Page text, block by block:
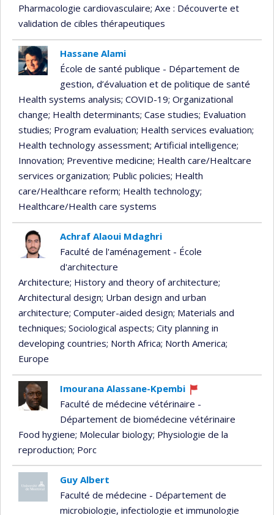
Pharmacologie cardiovasculaire; Axe : Découverte et
validation de cibles thérapeutiques
Hassane Alami
École de santé publique - Département de
gestion, d’évaluation et de politique de santé
Health systems analysis; COVID-19; Organizational
change; Health determinants; Case studies; Evaluation
studies; Program evaluation; Health services evaluation;
Health technology assessment; Artificial intelligence;
Innovation; Preventive medicine; Health care/Healtcare
services organization; Public policies; Health
care/Healthcare reform; Health technology;
Healthcare/Health care systems
Achraf Alaoui Mdaghri
Faculté de l'aménagement - École
d'architecture
Architecture; History and theory of architecture;
Architectural design; Urban design and urban
architecture; Computer-aided design; Materials and
techniques; Sociological aspects; City planning in
developing countries; North Africa; North America;
Europe
Imourana Alassane-Kpembi
Currently
recruiting
Faculté de médecine vétérinaire -
Département de biomédecine vétérinaire
Food hygiene; Molecular biology; Physiologie de la
reproduction; Porc
Guy Albert
Faculté de médecine - Département de
microbiologie, infectiologie et immunologie